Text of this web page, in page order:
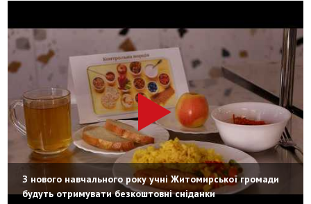
З нового навчального року учні Житомирської громади
будуть отримувати безкоштовні сніданки